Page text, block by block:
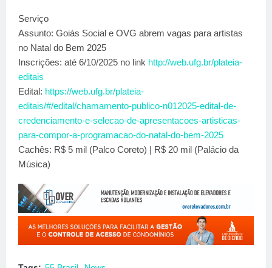
Serviço
Assunto: Goiás Social e OVG abrem vagas para artistas
no Natal do Bem 2025
Inscrições: até 6/10/2025 no link http://web.ufg.br/plateia-
editais
Edital: https://web.ufg.br/plateia-
editais/#/edital/chamamento-publico-n012025-edital-de-
credenciamento-e-selecao-de-apresentacoes-artisticas-
para-compor-a-programacao-do-natal-do-bem-2025
Cachês: R$ 5 mil (Palco Coreto) | R$ 20 mil (Palácio da
Música)